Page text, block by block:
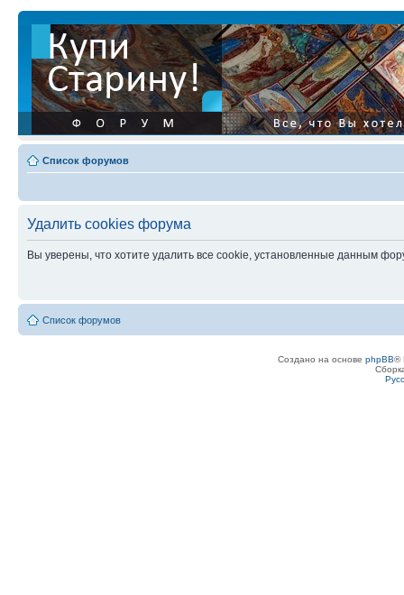
Список форумов
Удалить cookies форума
Вы уверены, что хотите удалить все cookie, установленные данным
Список форумов
Создано на основе phpBB®